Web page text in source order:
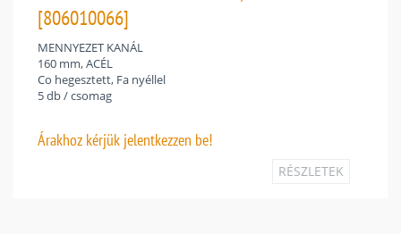
[806010066]
MENNYEZET KANÁL
160 mm, ACÉL
Co hegesztett, Fa nyéllel
5 db / csomag
Árakhoz kérjük jelentkezzen be!
RÉSZLETEK